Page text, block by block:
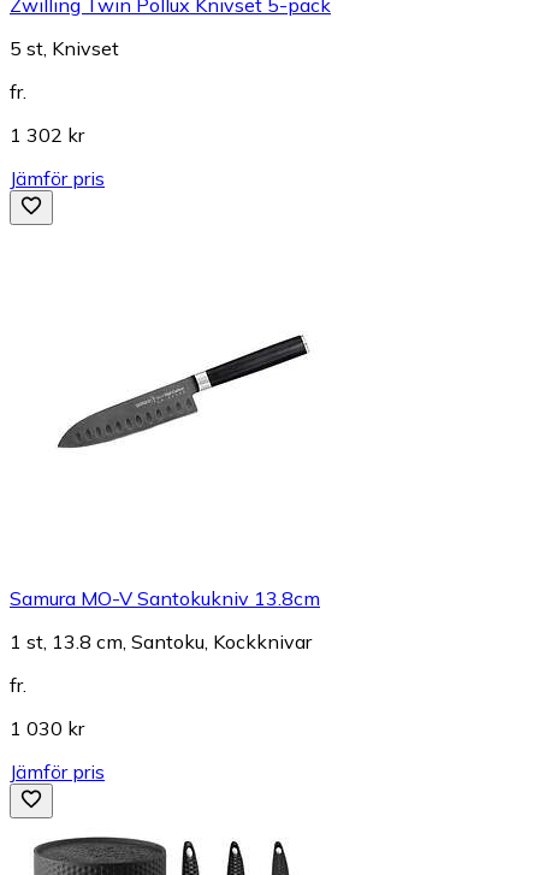
5 st, Knivset
fr.
1 302 kr
Jämför pris
Samura MO-V Santokukniv 13.8cm
1 st, 13.8 cm, Santoku, Kockknivar
fr.
1 030 kr
Jämför pris